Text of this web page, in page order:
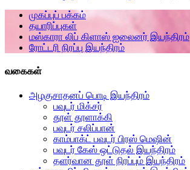
முகப்புப் பக்கம்
தயாரிப்புகள்
மஸ்காரா லிப் கிளாஸ் ஐலைனர் இயந்திரம்
ரோட்டரி நிரப்பு இயந்திரம்
வகைகள்
அழகுசாதனப் பொடி இயந்திரம்
பவுடர் மிக்சர்
தூள் தூளாக்கி
பவுடர் சலிப்பான்
காம்பாக்ட் பவுடர் பிரஸ் மெஷின்
பவுடர் கேஸ் ஒட்டுதல் இயந்திரம்
தளர்வான தூள் நிரப்பும் இயந்திரம்